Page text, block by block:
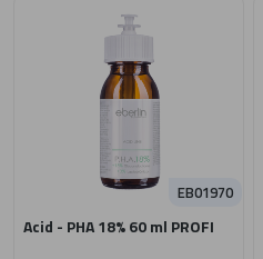
Acid - PHA 18% 60 ml PROFI
EB01970